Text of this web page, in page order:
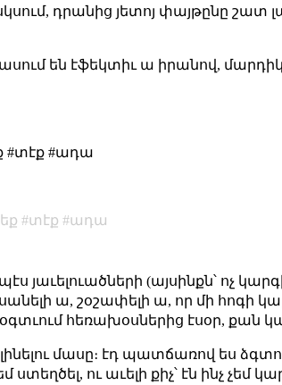
դրանից յետոյ փայթընը շատ
են էֆեկտիւ ա իրանով,
#տէք #ադա
տէք
ադա
յաւելուածների (այսինքն՝ ոչ
ա, շօշափելի ա, որ մի հոգի
հեռախօսներից էսօր, քան
մասը։ էդ պատճառով ես
ու աւելի քիչ՝ էն ինչ չեմ